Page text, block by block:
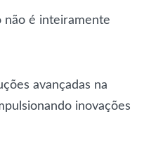
não é inteiramente
avançadas na
inovações